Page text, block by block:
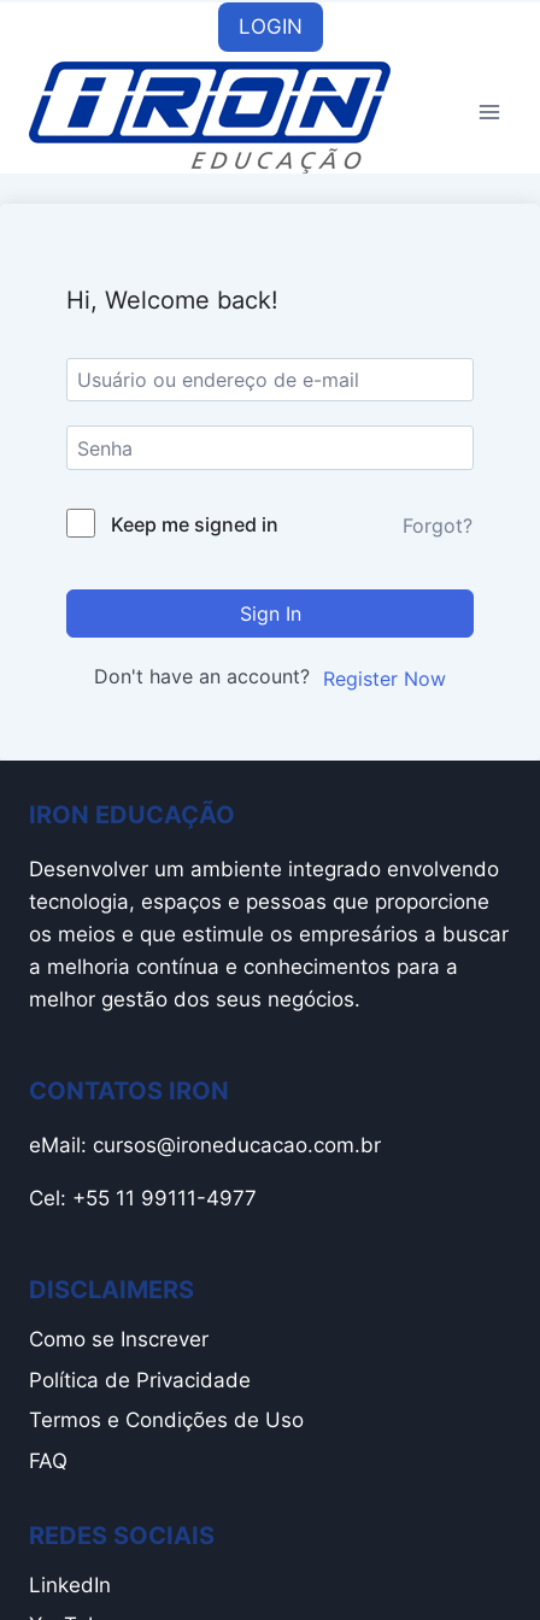
content
LOGIN
Hi, Welcome back!
Keep me signed in Forgot?
Sign In
Don't have an account? Register Now
IRON EDUCAÇÃO
Desenvolver um ambiente integrado envolvendo
tecnologia, espaços e pessoas que proporcione
os meios e que estimule os empresários a buscar
a melhoria contínua e conhecimentos para a
melhor gestão dos seus negócios.
CONTATOS IRON
eMail: cursos@ironeducacao.com.br
Cel: +55 11 99111-4977
DISCLAIMERS
Como se Inscrever
Política de Privacidade
Termos e Condições de Uso
FAQ
REDES SOCIAIS
LinkedIn